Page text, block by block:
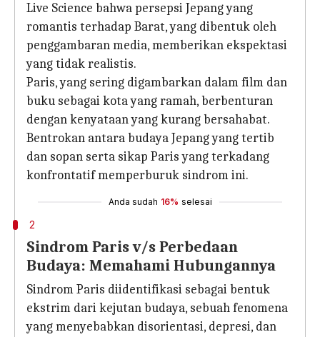
Live Science bahwa persepsi Jepang yang
romantis terhadap Barat, yang dibentuk oleh
penggambaran media, memberikan ekspektasi
yang tidak realistis.
Paris, yang sering digambarkan dalam film dan
buku sebagai kota yang ramah, berbenturan
dengan kenyataan yang kurang bersahabat.
Bentrokan antara budaya Jepang yang tertib
dan sopan serta sikap Paris yang terkadang
konfrontatif memperburuk sindrom ini.
Anda sudah 16% selesai
2
Sindrom Paris v/s Perbedaan
Budaya: Memahami Hubungannya
Sindrom Paris diidentifikasi sebagai bentuk
ekstrim dari kejutan budaya, sebuah fenomena
yang menyebabkan disorientasi, depresi, dan